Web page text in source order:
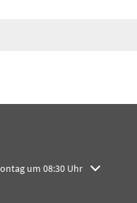
Schließzeiten auszublenden
um 08:30 Uhr